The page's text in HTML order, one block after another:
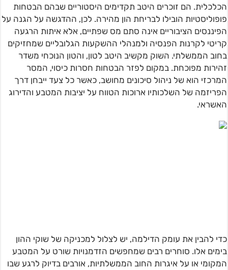
הכלכלית. הם זוכרים היטב תקדימים היסטוריים שבהם הבטחות
פופוליסטיות הובילו לבריחת הון מהירה. לכן, ההדגשה על הגנה על
הפיננסים הציבוריים אינה סתם מס שפתיים, אלא איתות הרגעה
קריטי לקרנות הפנסיה ולמנהלי ההשקעות הגלובליים שמחזיקים
בחוב הממשלתי. השוק מקשיב היטב לטון, והטון הנוכחי משדר
זהירות מפוכחת. במקום לפזר הבטחות חסרות כיסוי, המסר
המרכזי הוא של ניהול סיכונים מחושב, כאשר כל צעד ייבחן דרך
הפריזמה של השלכותיו ארוכות הטווח על יציבות המטבע והדירוג
האשראי.
כדי להבין את עומק הדילמה, יש לצלול למכניקה של שוקי ההון
בימים אלו. סוחרים רבים שמחפשים הזדמנויות שורט על המטבע
המקומי או על איגרות החוב הממשלתיות, אורבים בדיוק לרגע שבו